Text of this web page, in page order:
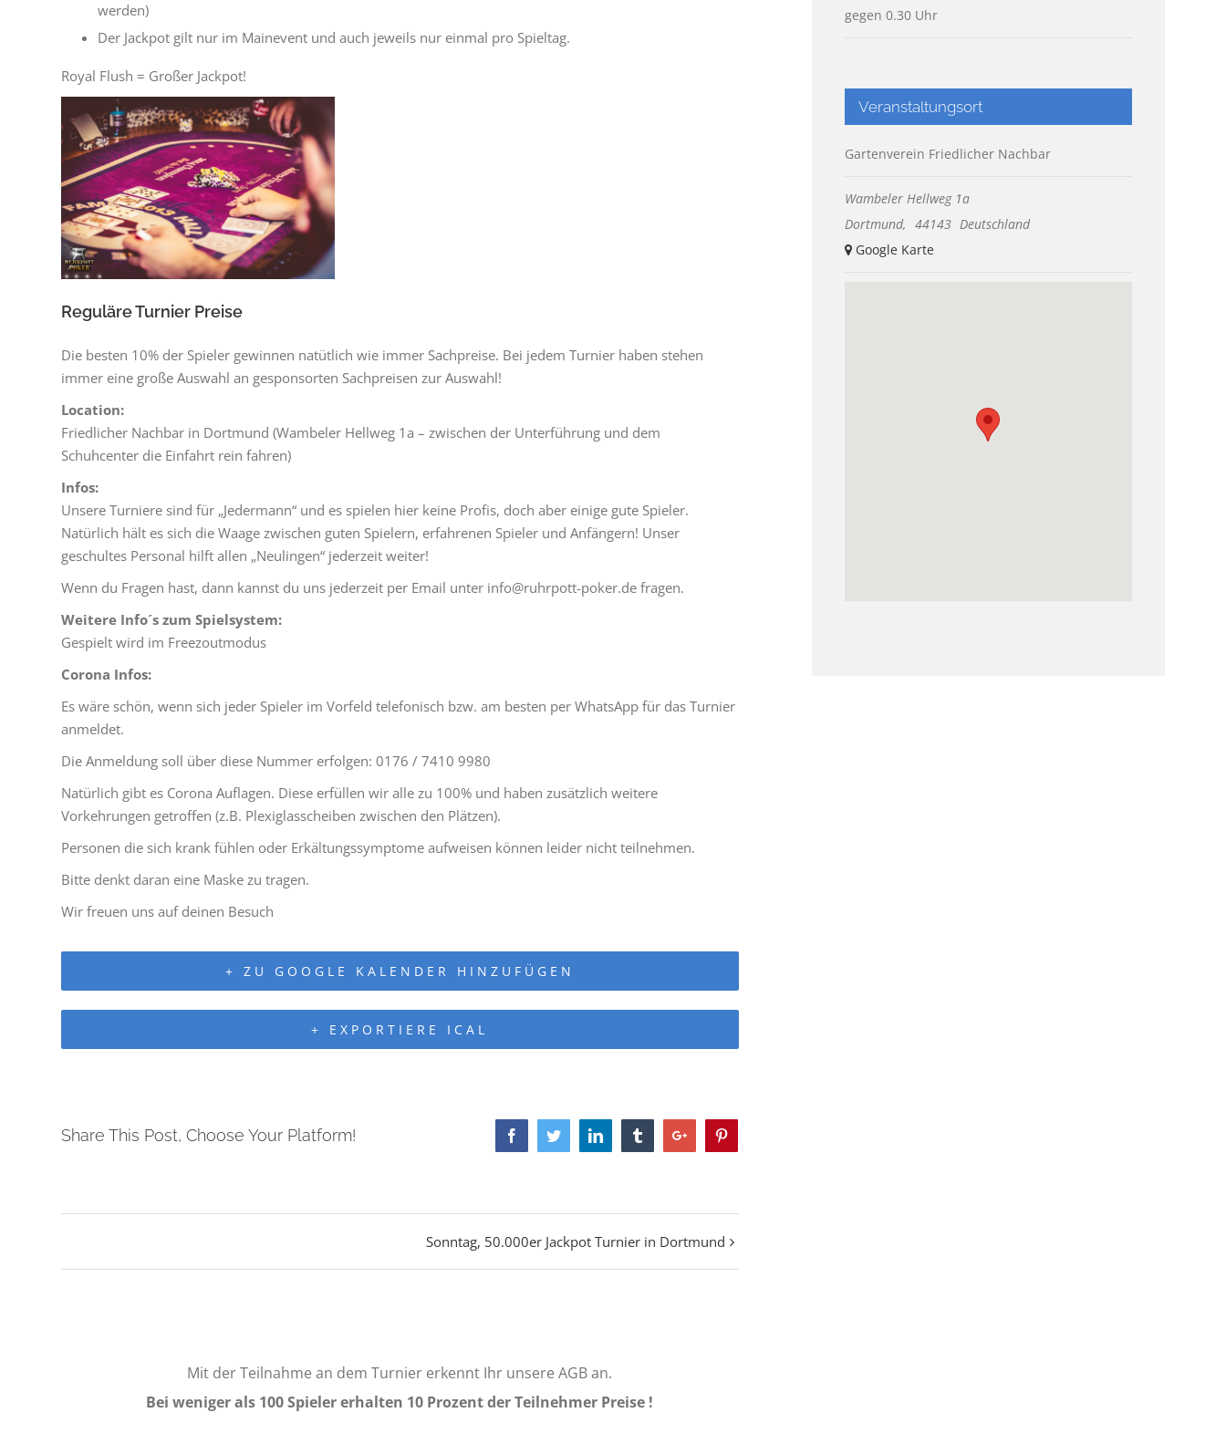
werden)
Der Jackpot gilt nur im Mainevent und auch jeweils nur einmal pro Spieltag.
Royal Flush = Großer Jackpot!
Reguläre Turnier Preise
Die besten 10% der Spieler gewinnen natütlich wie immer Sachpreise. Bei jedem Turnier haben stehen
immer eine große Auswahl an gesponsorten Sachpreisen zur Auswahl!
Location:
Friedlicher Nachbar in Dortmund (Wambeler Hellweg 1a – zwischen der Unterführung und dem
Schuhcenter die Einfahrt rein fahren)
Infos:
Unsere Turniere sind für „Jedermann“ und es spielen hier keine Profis, doch aber einige gute Spieler.
Natürlich hält es sich die Waage zwischen guten Spielern, erfahrenen Spieler und Anfängern! Unser
geschultes Personal hilft allen „Neulingen“ jederzeit weiter!
Wenn du Fragen hast, dann kannst du uns jederzeit per Email unter info@ruhrpott-poker.de fragen.
Weitere Info´s zum Spielsystem:
Gespielt wird im Freezoutmodus
Corona Infos:
Es wäre schön, wenn sich jeder Spieler im Vorfeld telefonisch bzw. am besten per WhatsApp für das Turnier
anmeldet.
Die Anmeldung soll über diese Nummer erfolgen: 0176 / 7410 9980
Natürlich gibt es Corona Auflagen. Diese erfüllen wir alle zu 100% und haben zusätzlich weitere
Vorkehrungen getroffen (z.B. Plexiglasscheiben zwischen den Plätzen).
Personen die sich krank fühlen oder Erkältungssymptome aufweisen können leider nicht teilnehmen.
Bitte denkt daran eine Maske zu tragen.
Wir freuen uns auf deinen Besuch
+ ZU GOOGLE KALENDER HINZUFÜGEN
+ EXPORTIERE ICAL
Share This Post, Choose Your Platform! FacebookTwitterLinkedin TumblrGoogle+
Sonntag, 50.000er Jackpot Turnier in Dortmund
Mit der Teilnahme an dem Turnier erkennt Ihr unsere AGB an.
Bei weniger als 100 Spieler erhalten 10 Prozent der Teilnehmer Preise !
gegen 0.30 Uhr
Veranstaltungsort
Gartenverein Friedlicher Nachbar
Wambeler Hellweg 1a
Dortmund, 44143 Deutschland
+ Google Karte